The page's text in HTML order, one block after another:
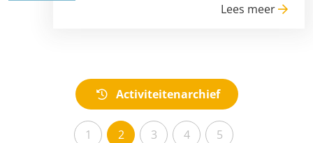
Lees meer
Activiteitenarchief
1 2 3 4 5